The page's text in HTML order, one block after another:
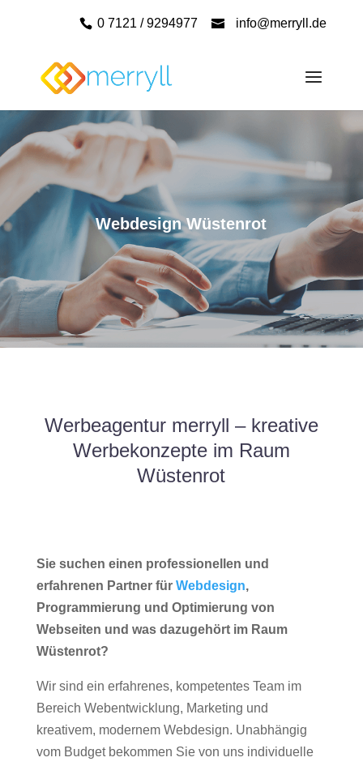
0 7121 / 9294977 info@merryll.de
Webdesign Wüstenrot
Werbeagentur merryll – kreative
Werbekonzepte im Raum
Wüstenrot
Sie suchen einen professionellen und
erfahrenen Partner für Webdesign,
Programmierung und Optimierung von
Webseiten und was dazugehört im Raum
Wüstenrot?
Wir sind ein erfahrenes, kompetentes Team im
Bereich Webentwicklung, Marketing und
kreativem, modernem Webdesign. Unabhängig
vom Budget bekommen Sie von uns individuelle